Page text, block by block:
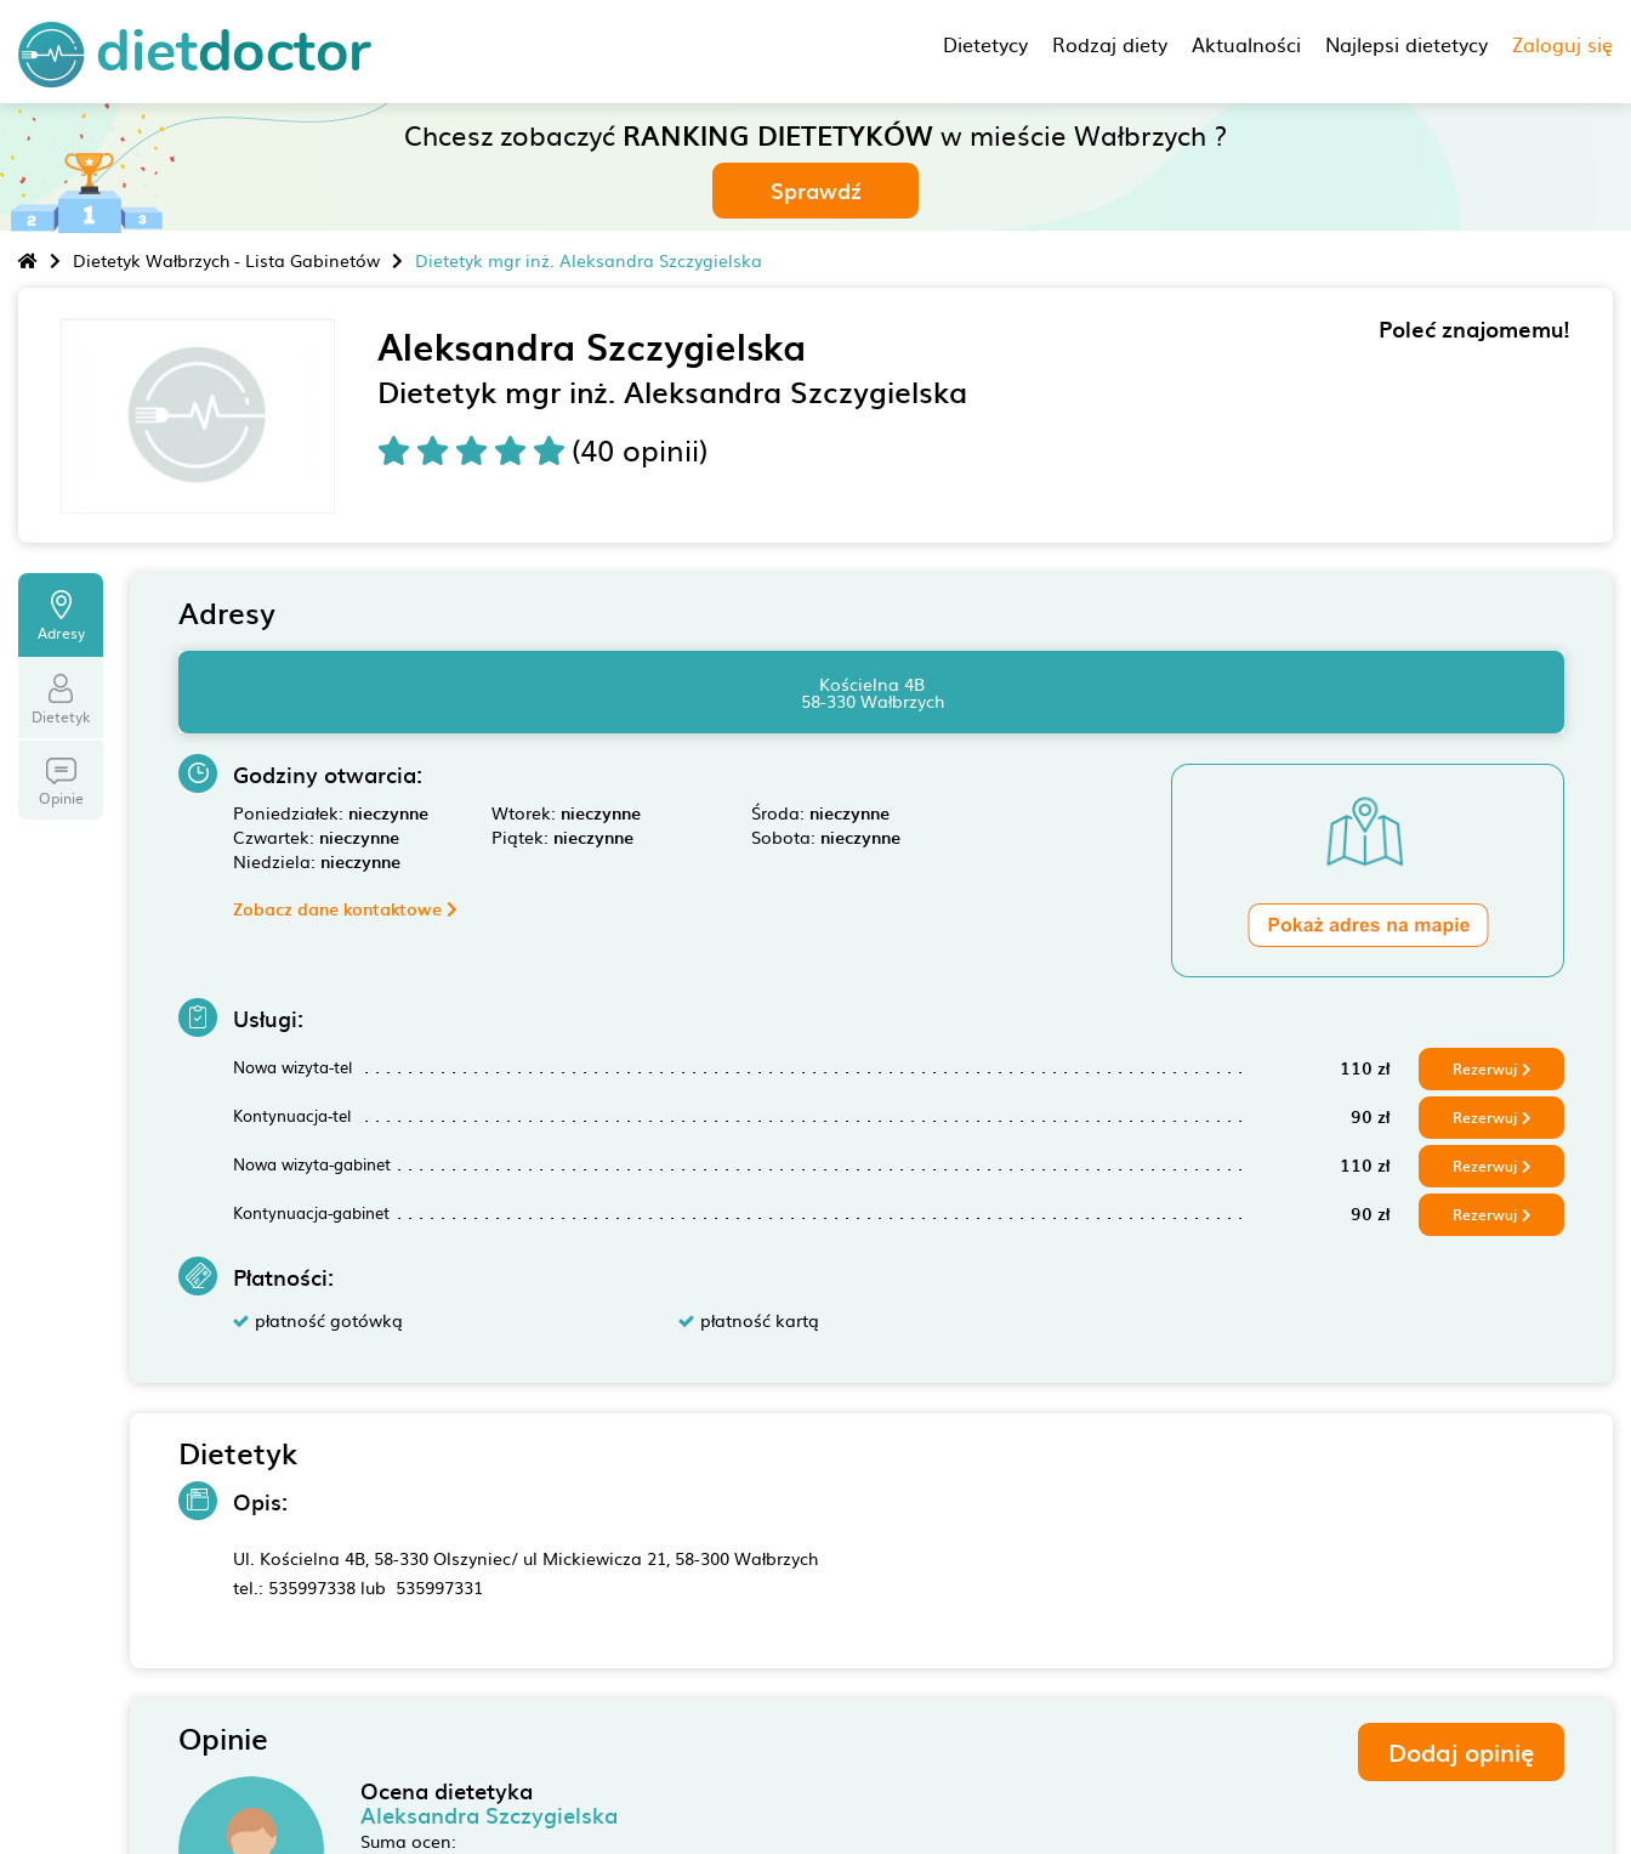
Dietetycy Rodzaj diety Aktualności Najlepsi dietetycy Zaloguj się
Chcesz zobaczyć RANKING DIETETYKÓWw mieście Wałbrzych ?
Sprawdź
Dietetyk Wałbrzych - Lista Gabinetów Dietetyk mgr inż. Aleksandra Szczygielska
Aleksandra Szczygielska
Dietetyk mgr inż. Aleksandra Szczygielska
(40 opinii)
Poleć znajomemu!
Adresy
Dietetyk
Opinie
Adresy
Kościelna 4B
58-330 Wałbrzych
Godziny otwarcia:
Poniedziałek: nieczynne Wtorek: nieczynne Środa: nieczynne
Czwartek: nieczynne Piątek: nieczynne Sobota: nieczynne
Niedziela: nieczynne
Zobacz dane kontaktowe
Usługi:
Nowa wizyta-tel 110 zł Rezerwuj
Kontynuacja-tel 90 zł Rezerwuj
Nowa wizyta-gabinet 110 zł Rezerwuj
Kontynuacja-gabinet 90 zł Rezerwuj
Płatności:
płatność gotówką płatność kartą
Dietetyk
Opis:
Ul. Kościelna 4B, 58-330 Olszyniec/ ul Mickiewicza 21, 58-300 Wałbrzych
tel.: 535997338 lub 535997331
Opinie Dodaj opinię
Ocena dietetyka
Aleksandra Szczygielska
Suma ocen: